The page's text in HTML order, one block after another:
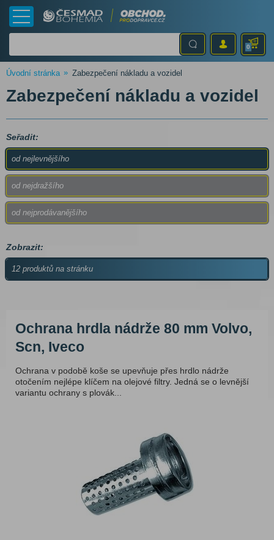
0
Úvodní stránka Zabezpečení nákladu a vozidel
Zabezpečení nákladu a vozidel
Seřadit:
od nejlevnějšího
od nejdražšího
od nejprodávanějšího
Zobrazit:
12 produktů na stránku
Ochrana hrdla nádrže 80 mm Volvo,
Scn, Iveco
Ochrana v podobě koše se upevňuje přes hrdlo nádrže
otočením nejlépe klíčem na olejové filtry. Jedná se o levnější
variantu ochrany s plovák...